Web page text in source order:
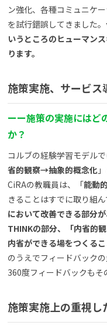
ン強化、各種コミュニケ
を試行錯誤してきました。
いうところのヒューマン
ります。
施策実施、サービス
ーー施策の実施にはど
か？
コルブの経験学習モデル
省的観察→抽象的概念化
CiRAの教職員は、「能動
きることはすでに取り組ん
において改善できる部分
THINKの部分、「内省的
内省ができる場をつくる
のうえでフィードバック
360度フィードバックもそ
施策実施上の重視